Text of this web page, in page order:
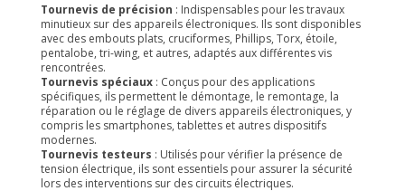
Tournevis de précision : Indispensables pour les travaux
minutieux sur des appareils électroniques. Ils sont disponibles
avec des embouts plats, cruciformes, Phillips, Torx, étoile,
pentalobe, tri-wing, et autres, adaptés aux différentes vis
rencontrées.
Tournevis spéciaux : Conçus pour des applications
spécifiques, ils permettent le démontage, le remontage, la
réparation ou le réglage de divers appareils électroniques, y
compris les smartphones, tablettes et autres dispositifs
modernes.
Tournevis testeurs : Utilisés pour vérifier la présence de
tension électrique, ils sont essentiels pour assurer la sécurité
lors des interventions sur des circuits électriques.